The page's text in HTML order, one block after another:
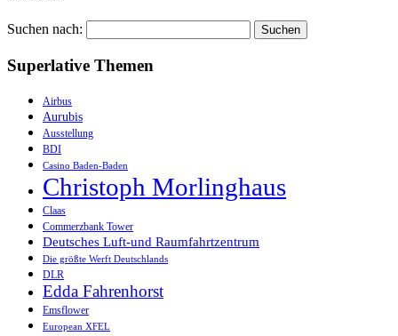
Suchen nach:
Superlative Themen
Airbus
Aurubis
Ausstellung
BDI
Casino Baden-Baden
Christoph Morlinghaus
Claas
Commerzbank Tower
Deutsches Luft-und Raumfahrtzentrum
Die größte Werft Deutschlands
DLR
Edda Fahrenhorst
Emsflower
European XFEL